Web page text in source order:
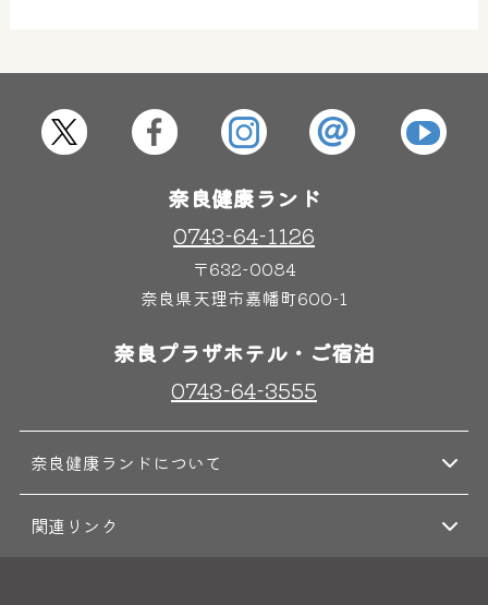
はしゃきっズ
奈良健康ランド
0743-64-1126
〒632-0084
奈良県天理市嘉幡町600-1
奈良プラザホテル・ご宿泊
0743-64-3555
奈良健康ランドについて
関連リンク